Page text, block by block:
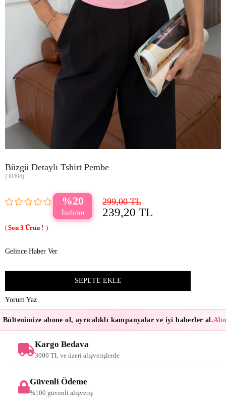
Büzgü Detaylı Tshirt Pembe
(30494)
20 299,00 TL
239,20 TL
3
Gelince Haber Ver
Yorum Yaz
abone ol, ayrıcalıklı kampanyalar ve iyi haberler al.
Kargo Bedava
3000 TL ve üzeri alışverişlerde
Güvenli Ödeme
%100 güvenli alışveriş